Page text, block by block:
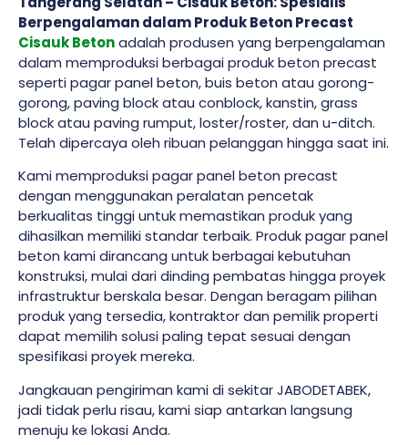
Berpengalaman dalam Produk Beton Precast
Cisauk Betonadalah produsen yang berpengalaman
dalam memproduksi berbagai produk beton precast
seperti pagar panel beton, buis beton atau gorong-
gorong, paving block atau conblock, kanstin, grass
block atau paving rumput, loster/roster, dan u-ditch.
Telah dipercaya oleh ribuan pelanggan hingga saat ini.
Kami memproduksi pagar panel beton precast
dengan menggunakan peralatan pencetak
berkualitas tinggi untuk memastikan produk yang
dihasilkan memiliki standar terbaik. Produk pagar panel
beton kami dirancang untuk berbagai kebutuhan
konstruksi, mulai dari dinding pembatas hingga proyek
infrastruktur berskala besar. Dengan beragam pilihan
produk yang tersedia, kontraktor dan pemilik properti
dapat memilih solusi paling tepat sesuai dengan
spesifikasi proyek mereka.
Jangkauan pengiriman kami di sekitar JABODETABEK,
jadi tidak perlu risau, kami siap antarkan langsung
menuju ke lokasi Anda.